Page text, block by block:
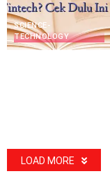
SCIENCE-
TECHNOLOGY
LOAD MORE